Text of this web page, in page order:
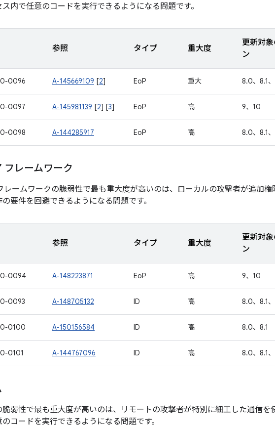
内で任意のコードを実行できるようになる問題です。
参照 タイプ 重大度
更新対
ン
0096 A-145669109 [2] EoP 重大 8.0、8.1
0097 A-145981139 [2] [3] EoP 高 9、10
0098 A-144285917 EoP 高 8.0、8.1
フレームワーク
レームワークの脆弱性で最も重大度が高いのは、ローカルの攻撃者が追加
要件を回避できるようになる問題です。
参照 タイプ 重大度
更新対
ン
0094 A-148223871 EoP 高 9、10
0093 A-148705132 ID 高 8.0、8.1
0100 A-150156584 ID 高 8.0、8.1
0101 A-144767096 ID 高 8.0、8.1
脆弱性で最も重大度が高いのは、リモートの攻撃者が特別に細工した通信を
コードを実行できるようになる問題です。